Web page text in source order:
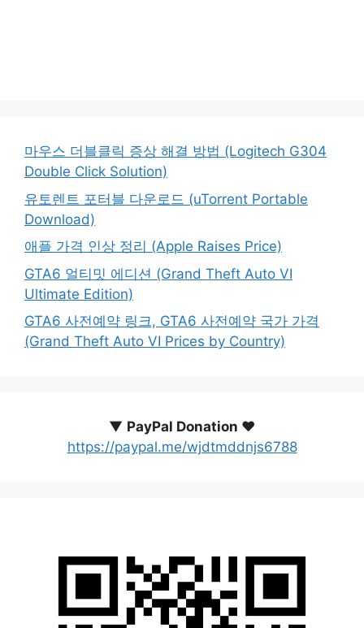
마우스 더블클릭 증상 해결 방법 (Logitech G304
Double Click Solution)
유토렌트 포터블 다운로드 (uTorrent Portable
Download)
애플 가격 인상 정리 (Apple Raises Price)
GTA6 얼티밋 에디션 (Grand Theft Auto VI
Ultimate Edition)
GTA6 사전예약 링크, GTA6 사전예약 국가 가격
(Grand Theft Auto VI Prices by Country)
▼ PayPal Donation ♥️
https://paypal.me/wjdtmddnjs6788